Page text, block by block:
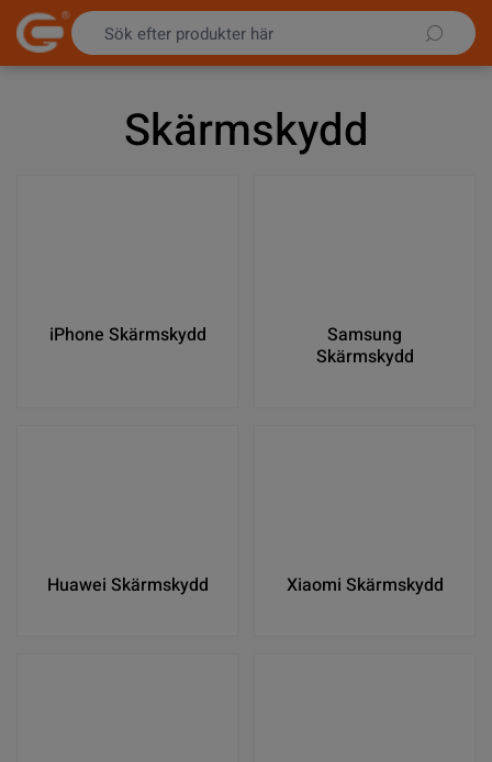
Hoppa till innehållet
Skärmskydd
iPhone Skärmskydd
Samsung
Skärmskydd
Huawei Skärmskydd Xiaomi Skärmskydd